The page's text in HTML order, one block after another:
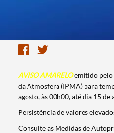
AVISO AMARELOemitido pelo
da Atmosfera (IPMA) para
agosto, às 00h00, até dia 15 de
Persistência de valores
Consulte as Medidas de